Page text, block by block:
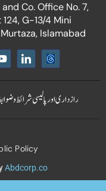
Co. Office No. 7,
G-13/4 Mini
Islamabad
Y
o
t
b
I
c
n
-
l
d
n
شرائط ورازداری اور پالیسی
Policy
Abdcorp.co